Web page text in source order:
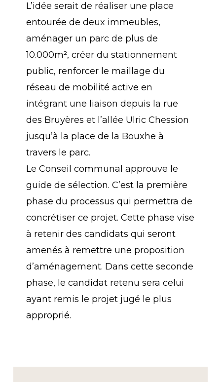
L’idée serait de réaliser une place
entourée de deux immeubles,
aménager un parc de plus de
10.000m², créer du stationnement
public, renforcer le maillage du
réseau de mobilité active en
intégrant une liaison depuis la rue
des Bruyères et l’allée Ulric Chession
jusqu’à la place de la Bouxhe à
travers le parc.
Le Conseil communal approuve le
guide de sélection. C’est la première
phase du processus qui permettra de
concrétiser ce projet. Cette phase vise
à retenir des candidats qui seront
amenés à remettre une proposition
d’aménagement. Dans cette seconde
phase, le candidat retenu sera celui
ayant remis le projet jugé le plus
approprié.